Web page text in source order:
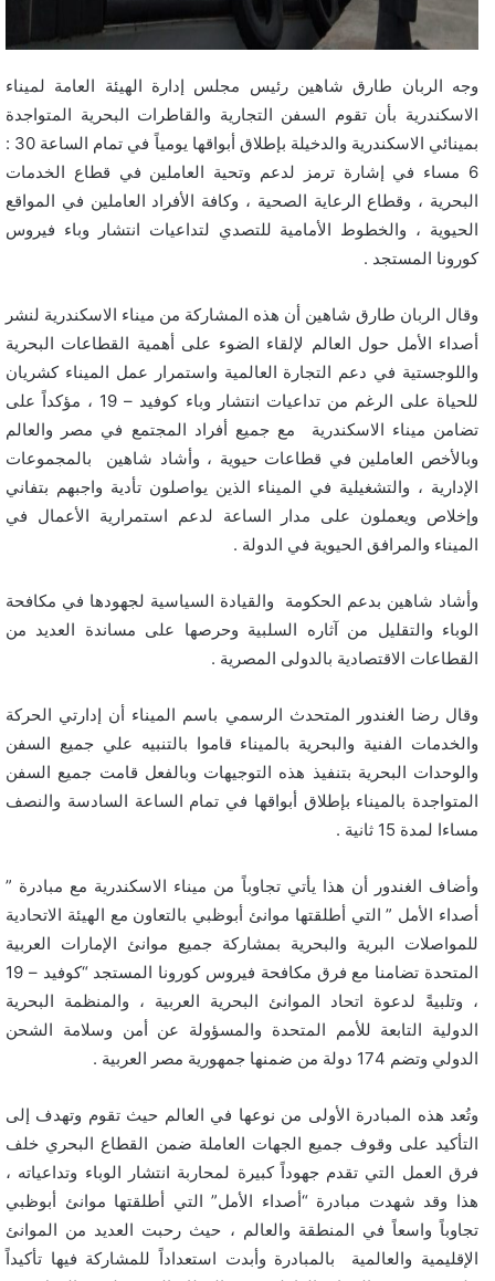
وجه الربان طارق شاهين رئيس مجلس إدارة الهيئة العامة لميناء
الاسكندرية بأن تقوم السفن التجارية والقاطرات البحرية المتواجدة
بمينائي الاسكندرية والدخيلة بإطلاق أبواقها يومياً في تمام الساعة 30 :
6 مساء في إشارة ترمز لدعم وتحية العاملين في قطاع الخدمات
البحرية ، وقطاع الرعاية الصحية ، وكافة الأفراد العاملين في المواقع
الحيوية ، والخطوط الأمامية للتصدي لتداعيات انتشار وباء فيروس
كورونا المستجد .
وقال الربان طارق شاهين أن هذه المشاركة من ميناء الاسكندرية لنشر
أصداء الأمل حول العالم لإلقاء الضوء على أهمية القطاعات البحرية
واللوجستية في دعم التجارة العالمية واستمرار عمل الميناء كشريان
للحياة على الرغم من تداعيات انتشار وباء كوفيد – 19 ، مؤكداً على
تضامن ميناء الاسكندرية مع جميع أفراد المجتمع في مصر والعالم
وبالأخص العاملين في قطاعات حيوية ، وأشاد شاهين بالمجموعات
الإدارية ، والتشغيلية في الميناء الذين يواصلون تأدية واجبهم بتفاني
وإخلاص ويعملون على مدار الساعة لدعم استمرارية الأعمال في
الميناء والمرافق الحيوية في الدولة .
وأشاد شاهين بدعم الحكومة والقيادة السياسية لجهودها في مكافحة
الوباء والتقليل من آثاره السلبية وحرصها على مساندة العديد من
القطاعات الاقتصادية بالدولى المصرية .
وقال رضا الغندور المتحدث الرسمي باسم الميناء أن إدارتي الحركة
والخدمات الفنية والبحرية بالميناء قاموا بالتنبيه علي جميع السفن
والوحدات البحرية بتنفيذ هذه التوجيهات وبالفعل قامت جميع السفن
المتواجدة بالميناء بإطلاق أبواقها في تمام الساعة السادسة والنصف
مساءا لمدة 15 ثانية .
وأضاف الغندور أن هذا يأتي تجاوباً من ميناء الاسكندرية مع مبادرة ”
أصداء الأمل ” التي أطلقتها موانئ أبوظبي بالتعاون مع الهيئة الاتحادية
للمواصلات البرية والبحرية بمشاركة جميع موانئ الإمارات العربية
المتحدة تضامنا مع فرق مكافحة فيروس كورونا المستجد “كوفيد – 19
، وتلبيةً لدعوة اتحاد الموانئ البحرية العربية ، والمنظمة البحرية
الدولية التابعة للأمم المتحدة والمسؤولة عن أمن وسلامة الشحن
الدولي وتضم 174 دولة من ضمنها جمهورية مصر العربية .
وتُعد هذه المبادرة الأولى من نوعها في العالم حيث تقوم وتهدف إلى
التأكيد على وقوف جميع الجهات العاملة ضمن القطاع البحري خلف
فرق العمل التي تقدم جهوداً كبيرة لمحاربة انتشار الوباء وتداعياته ،
هذا وقد شهدت مبادرة “أصداء الأمل” التي أطلقتها موانئ أبوظبي
تجاوباً واسعاً في المنطقة والعالم ، حيث رحبت العديد من الموانئ
الإقليمية والعالمية بالمبادرة وأبدت استعداداً للمشاركة فيها تأكيداً